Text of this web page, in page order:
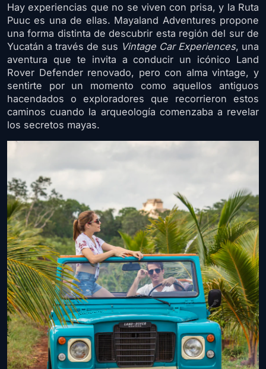
Hay experiencias que no se viven con prisa, y la Ruta
Puuc es una de ellas. Mayaland Adventures propone
una forma distinta de descubrir esta región del sur de
Yucatán a través de sus Vintage Car Experiences, una
aventura que te invita a conducir un icónico Land
Rover Defender renovado, pero con alma vintage, y
sentirte por un momento como aquellos antiguos
hacendados o exploradores que recorrieron estos
caminos cuando la arqueología comenzaba a revelar
los secretos mayas.